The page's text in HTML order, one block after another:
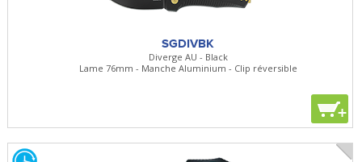
SGDIVBK
Diverge AU - Black
Lame 76mm - Manche Aluminium - Clip réversible
+